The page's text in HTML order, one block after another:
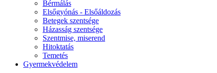
Bérmálás
Elsőgyónás - Elsőáldozás
Betegek szentsége
Házasság szentsége
Szentmise, miserend
Hitoktatás
Temetés
Gyermekvédelem